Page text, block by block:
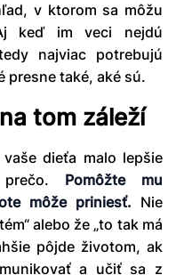
v ktorom sa môžu
keď im veci nejdú
najviac potrebujú
presne také, aké sú.
tom záleží
dieťa malo lepšie
Pomôžte mu
môže priniesť. Nie
alebo že „to tak má
pôjde životom, ak
a učiť sa z